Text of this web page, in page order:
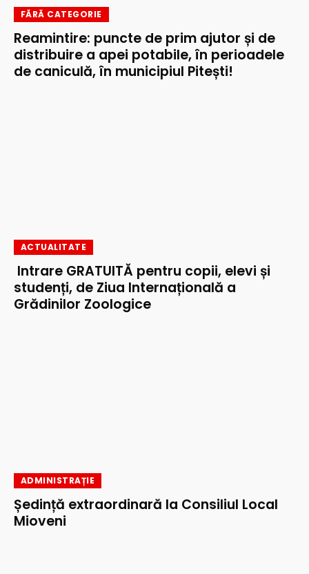
FĂRĂ CATEGORIE
Reamintire: puncte de prim ajutor și de
distribuire a apei potabile, în perioadele
de caniculă, în municipiul Pitești!
ACTUALITATE
Intrare GRATUITĂ pentru copii, elevi și
studenți, de Ziua Internațională a
Grădinilor Zoologice
ADMINISTRAȚIE
Ședință extraordinară la Consiliul Local
Mioveni